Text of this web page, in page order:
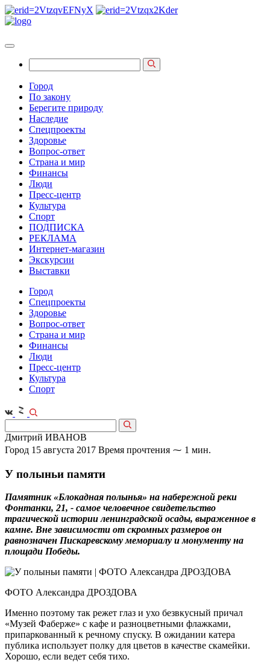
Город
По закону
Берегите природу
Наследие
Спецпроекты
Здоровье
Вопрос-ответ
Страна и мир
Финансы
Люди
Пресс-центр
Культура
Спорт
ПОДПИСКА
РЕКЛАМА
Интернет-магазин
Экскурсии
Выставки
Город
Спецпроекты
Здоровье
Вопрос-ответ
Страна и мир
Финансы
Люди
Пресс-центр
Культура
Спорт
Дмитрий ИВАНОВ
Город 15 августа 2017 Время прочтения ⁓ 1 мин.
У полыньи памяти
Памятник «Блокадная полынья» на набережной реки
Фонтанки, 21, - самое человечное свидетельство
трагической истории ленинградской осады, выраженное в
камне. Вне зависимости от скромных размеров он
равнозначен Пискаревскому мемориалу и монументу на
площади Победы.
ФОТО Александра ДРОЗДОВА
Именно поэтому так режет глаз и ухо безвкусный причал
«Музей Фаберже» с кафе и разноцветными флажками,
припаркованный к речному спуску. В ожидании катера
публика использует полку для цветов в качестве скамейки.
Хорошо, если ведет себя тихо.